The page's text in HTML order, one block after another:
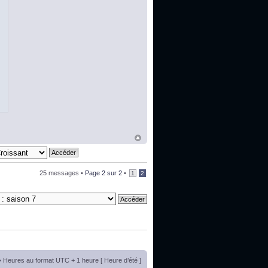
25 messages • Page 2 sur 2 • 1 2
Heures au format UTC + 1 heure [ Heure d’été ]